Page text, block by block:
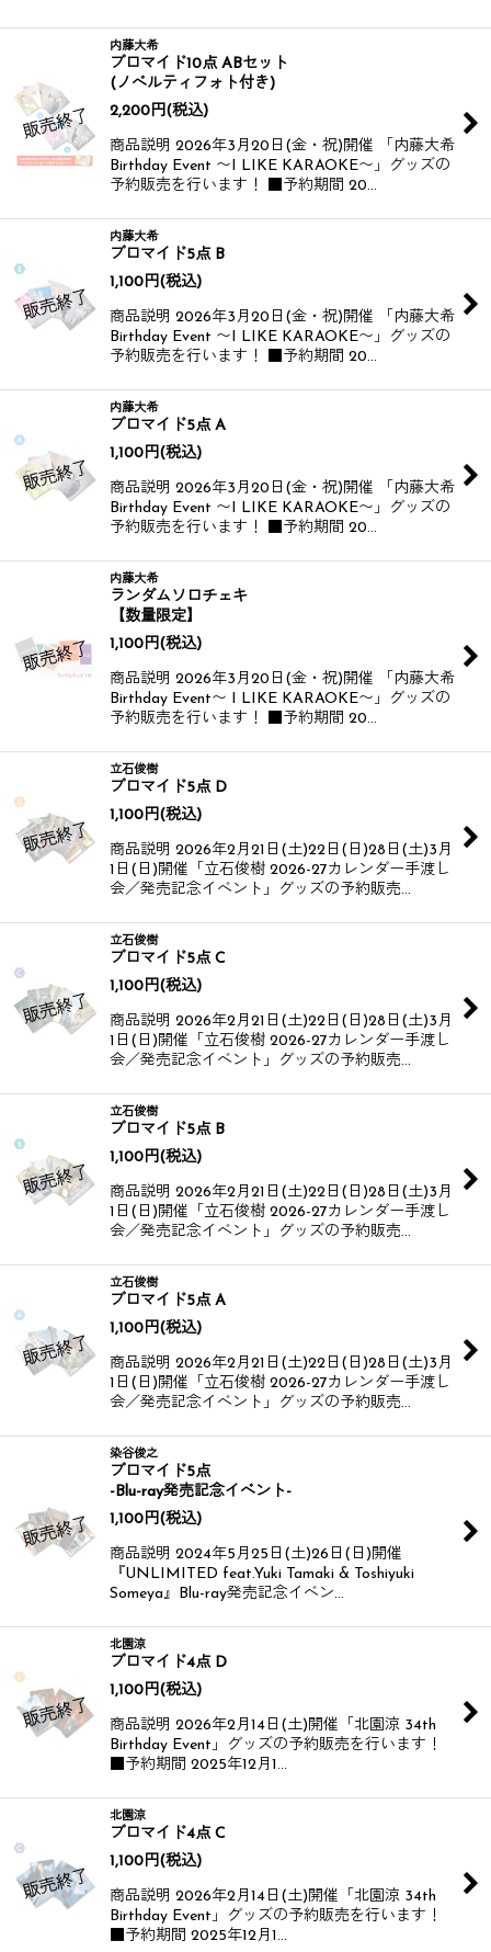
内藤大希
ブロマイド10点 ABセット
(ノベルティフォト付き)
2,200 円(税込)
商品説明 2026年3月20日(金・祝)開催 「内藤大希
Birthday Event 〜I LIKE KARAOKE〜」グッズの
予約販売を行います！ ■予約期間 20…
内藤大希
ブロマイド5点 B
1,100 円(税込)
商品説明 2026年3月20日(金・祝)開催 「内藤大希
Birthday Event 〜I LIKE KARAOKE〜」グッズの
予約販売を行います！ ■予約期間 20…
内藤大希
ブロマイド5点 A
1,100 円(税込)
商品説明 2026年3月20日(金・祝)開催 「内藤大希
Birthday Event 〜I LIKE KARAOKE〜」グッズの
予約販売を行います！ ■予約期間 20…
内藤大希
ランダムソロチェキ
【数量限定】
1,100 円(税込)
商品説明 2026年3月20日(金・祝)開催 「内藤大希
Birthday Event〜 I LIKE KARAOKE〜」グッズの
予約販売を行います！ ■予約期間 20…
立石俊樹
ブロマイド5点 D
1,100 円(税込)
商品説明 2026年2月21日(土)22日(日)28日(土)3月
1日(日)開催​​​​ 「立石俊樹 2026-27カレンダー手渡し
会／発売記念イベント」​​グッズの予約販売…
立石俊樹
ブロマイド5点 C
1,100 円(税込)
商品説明 2026年2月21日(土)22日(日)28日(土)3月
1日(日)開催​​​​ 「立石俊樹 2026-27カレンダー手渡し
会／発売記念イベント」​​グッズの予約販売…
立石俊樹
ブロマイド5点 B
1,100 円(税込)
商品説明 2026年2月21日(土)22日(日)28日(土)3月
1日(日)開催​​​​ 「立石俊樹 2026-27カレンダー手渡し
会／発売記念イベント」​​グッズの予約販売…
立石俊樹
ブロマイド5点 A
1,100 円(税込)
商品説明 2026年2月21日(土)22日(日)28日(土)3月
1日(日)開催​​​​ 「立石俊樹 2026-27カレンダー手渡し
会／発売記念イベント」​​グッズの予約販売…
染谷俊之
ブロマイド5点
-Blu-ray発売記念イベント-
1,100 円(税込)
商品説明 2024年5月25日(土)26日(日)開催
『UNLIMITED feat.Yuki Tamaki & Toshiyuki
Someya』Blu-ray発売記念イベン…
北園涼
ブロマイド4点 D
1,100 円(税込)
商品説明 2026年2月14日(土)開催​​​​ 「北園涼 34th
Birthday Event」グッズの予約販売を行います！​​
■予約期間 2025年12月1…
北園涼
ブロマイド4点 C
1,100 円(税込)
商品説明 2026年2月14日(土)開催​​​​ 「北園涼 34th
Birthday Event」グッズの予約販売を行います！​​
■予約期間 2025年12月1…